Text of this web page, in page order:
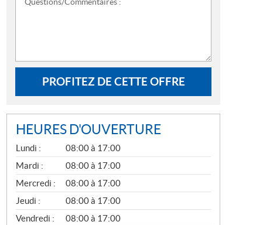
PROFITEZ DE CETTE OFFRE
HEURES D'OUVERTURE
G
É
N
É
R
A
L
Lundi :
08:00 à 17:00
Mardi :
08:00 à 17:00
Mercredi :
08:00 à 17:00
Jeudi :
08:00 à 17:00
Vendredi :
08:00 à 17:00